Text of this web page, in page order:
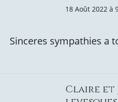
18 Août 2022 à
Sinceres sympathies a
Claire et